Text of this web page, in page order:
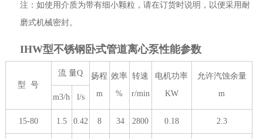
注：如使用介质为带有细小颗粒，请在订货时说明，以便采用耐
磨式机械密封。
IHW型不锈钢卧式管道离心泵性能参数
型 号
流 量Q
扬程
m
效率
%
转速
r/min
电机功率
KW
允许汽蚀余量
m
m3/h l/s
15-80 1.5 0.42 8 34 2800 0.18 2.3